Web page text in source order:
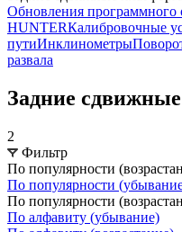
Обновления программного
HUNTERКалибровочные
путиИнклинометры
развала
Задние
2
Фильтр
По популярности
По популярности
По популярности
По алфавиту (убывание)